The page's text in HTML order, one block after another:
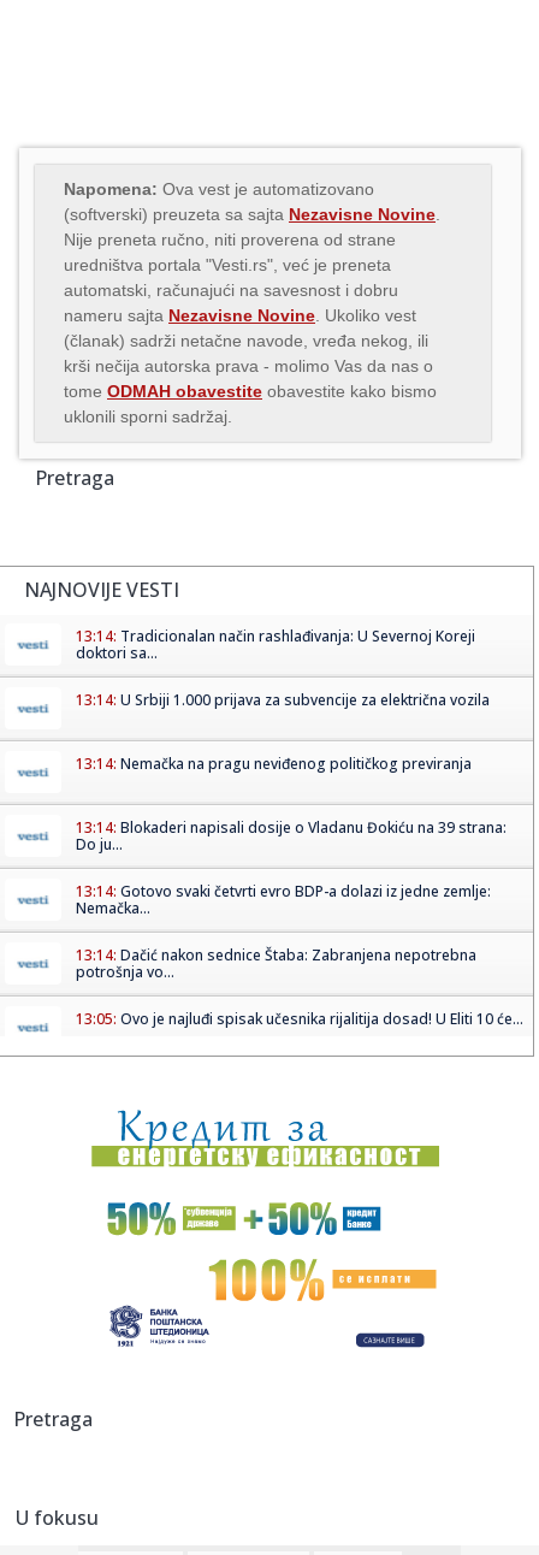
Napomena: Ova vest je automatizovano
(softverski) preuzeta sa sajta Nezavisne Novine
Nije preneta ručno, niti proverena od strane
uredništva portala "Vesti.rs", već je preneta
automatski, računajući na savesnost i dobru
nameru sajta Nezavisne Novine . Ukoliko vest
(članak) sadrži netačne navode, vređa nekog, ili
krši nečija autorska prava - molimo Vas da nas o
tome ODMAH obavestite obavestite kako bismo
uklonili sporni sadržaj.
Pretraga
NAJNOVIJE VESTI
13:14: Tradicionalan način rashlađivanja: U Severnoj Koreji
doktori sa...
13:14: U Srbiji 1.000 prijava za subvencije za električna vozila
13:14: Nemačka na pragu neviđenog političkog previranja
13:14: Blokaderi napisali dosije o Vladanu Đokiću na 39 strana:
Do ju...
13:14: Gotovo svaki četvrti evro BDP-a dolazi iz jedne zemlje:
Nemačka...
13:14: Dačić nakon sednice Štaba: Zabranjena nepotrebna
potrošnja vo...
13:05: Ovo je najluđi spisak učesnika rijalitija dosad! U Eliti 10 će...
13:00:'Srbija već tri godine pomaže Ukrajini': Kristofer Hil za BBC
n...
12:59:RHMZ: Za vikend pljuskovi sa grmljavinom na jugu Srbije
Pupovac žestoko nakon događaja u Kninu: Zar neko misli
12:56:Grad Banjaluka sufinansira 1.400 sportskih članarina za
12:56:
Pretraga
U fokusu